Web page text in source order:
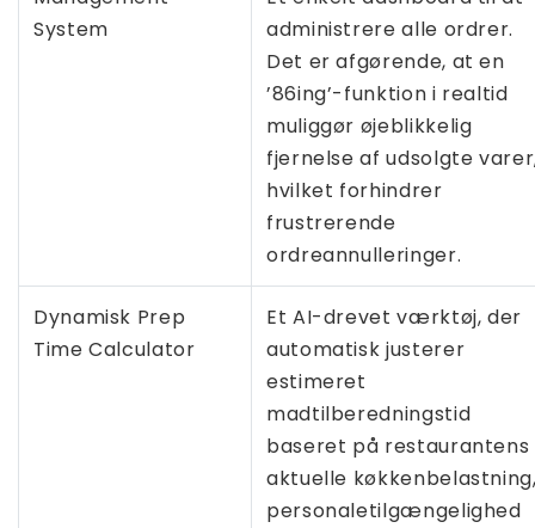
System
administrere alle ordrer.
Det er afgørende, at en
’86ing’-funktion i realtid
muliggør øjeblikkelig
fjernelse af udsolgte
hvilket forhindrer
frustrerende
ordreannulleringer.
Dynamisk Prep
Time Calculator
Et AI-drevet værktøj, der
automatisk justerer
estimeret
madtilberedningstid
baseret på restaurantens
aktuelle
personaletilgængelighed